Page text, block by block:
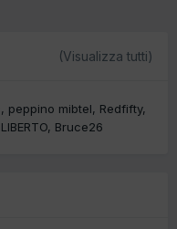
(Visualizza tutti)
peppino mibtel
Redfifty
Bruce26